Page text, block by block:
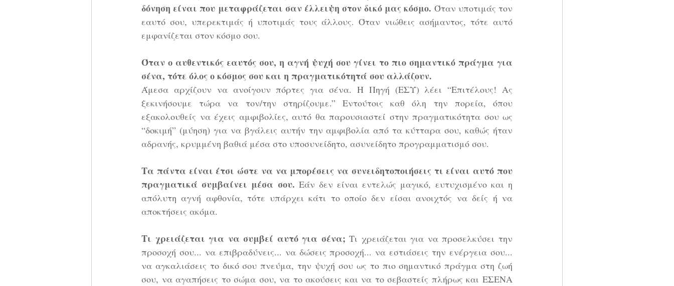
δόνηση είναι που μεταφράζεται σαν έλλειψη στον δικό μας κόσμο. Όταν υποτιμάς τον
εαυτό σου, υπερεκτιμάς ή υποτιμάς τους άλλους. Όταν νιώθεις ασήμαντος, τότε αυτό
εμφανίζεται στον κόσμο σου.
Όταν ο αυθεντικός εαυτός σου, η αγνή ψυχή σου γίνει το πιο σημαντικό πράγμα για
σένα, τότε όλος ο κόσμος σου και η πραγματικότητά σου αλλάζουν.
Άμεσα αρχίζουν να ανοίγουν πόρτες για σένα. Η Πηγή (ΕΣΥ) λέει “Επιτέλους! Ας
ξεκινήσουμε τώρα να τον/την στηρίζουμε.” Εντούτοις καθ όλη την πορεία, όπου
εξακολουθείς να έχεις αμφιβολίες, αυτό θα παρουσιαστεί στην πραγματικότητα σου ως
“δοκιμή” (μύηση) για να βγάλεις αυτήν την αμφιβολία από τα κύτταρα σου, καθώς ήταν
αδρανής, κρυμμένη βαθιά μέσα στο υποσυνείδητο, ασυνείδητο προγραμματισμό σου.
Τα πάντα είναι έτσι ώστε να να μπορέσεις να συνειδητοποιήσεις τι είναι αυτό που
πραγματικά συμβαίνει μέσα σου. Εάν δεν είναι εντελώς μαγικό, ευτυχισμένο και η
απόλυτη αγνή αφθονία, τότε υπάρχει κάτι το οποίο δεν είσαι ανοιχτός να δείς ή να
αποκτήσεις ακόμα.
Τι χρειάζεται για να συμβεί αυτό για σένα; Τι χρειάζεται για να προσελκύσει την
προσοχή σου... να επιβραδύνεις... να δώσεις προσοχή... να εστιάσεις την ενέργεια σου...
να αγκαλιάσεις το δικό σου πνεύμα, την ψυχή σου ως το πιο σημαντικό πράγμα στη ζωή
σου, να αγαπήσεις το σώμα σου, να το ακούσεις και να το σεβαστείς πλήρως και ΕΣΕΝΑ